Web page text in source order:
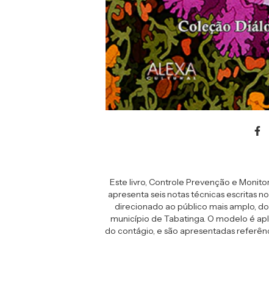
Este livro, Controle Prevenção e
apresenta seis notas técnicas escritas
direcionado ao público mais amplo,
município de Tabatinga. O modelo é
do contágio, e são apresentadas